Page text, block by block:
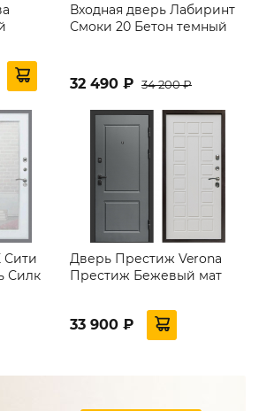
Входная дверь Лабиринт
Смоки 20 Бетон темный
32 490 ₽ 34 200 ₽
Сити
Силк
Дверь Престиж Verona
Престиж Бежевый мат
33 900 ₽